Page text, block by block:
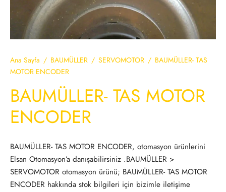
Ana Sayfa / BAUMÜLLER / SERVOMOTOR / BAUMÜLLER- TAS
MOTOR ENCODER
BAUMÜLLER- TAS MOTOR
ENCODER
BAUMÜLLER- TAS MOTOR ENCODER, otomasyon ürünlerini
Elsan Otomasyon’a danışabilirsiniz .BAUMÜLLER >
SERVOMOTOR otomasyon ürünü; BAUMÜLLER- TAS MOTOR
ENCODER hakkında stok bilgileri için bizimle iletişime
Politikası